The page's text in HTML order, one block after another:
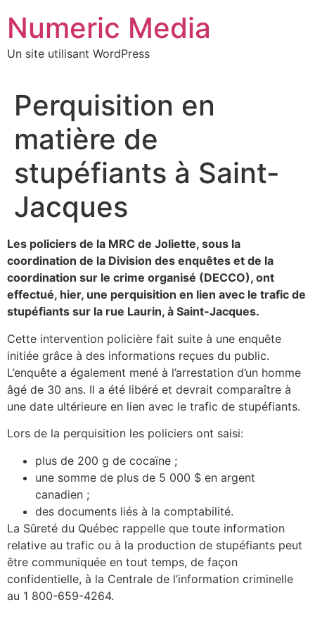
contenu
Numeric Media
Un site utilisant WordPress
Perquisition en
matière de
stupéfiants à Saint-
Jacques
Les policiers de la MRC de Joliette, sous la
coordination de la Division des enquêtes et de la
coordination sur le crime organisé (DECCO), ont
effectué, hier, une perquisition en lien avec le trafic de
stupéfiants sur la rue Laurin, à Saint-Jacques.
Cette intervention policière fait suite à une enquête
initiée grâce à des informations reçues du public.
L’enquête a également mené à l’arrestation d’un homme
âgé de 30 ans. Il a été libéré et devrait comparaître à
une date ultérieure en lien avec le trafic de stupéfiants.
Lors de la perquisition les policiers ont saisi:
plus de 200 g de cocaïne ;
une somme de plus de 5 000 $ en argent
canadien ;
des documents liés à la comptabilité.
La Sûreté du Québec rappelle que toute information
relative au trafic ou à la production de stupéfiants peut
être communiquée en tout temps, de façon
confidentielle, à la Centrale de l’information criminelle
au 1 800-659-4264.